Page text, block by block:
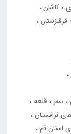
کاشان
قرقیزستان
سفر قلعه
قزاقستان
استان قم